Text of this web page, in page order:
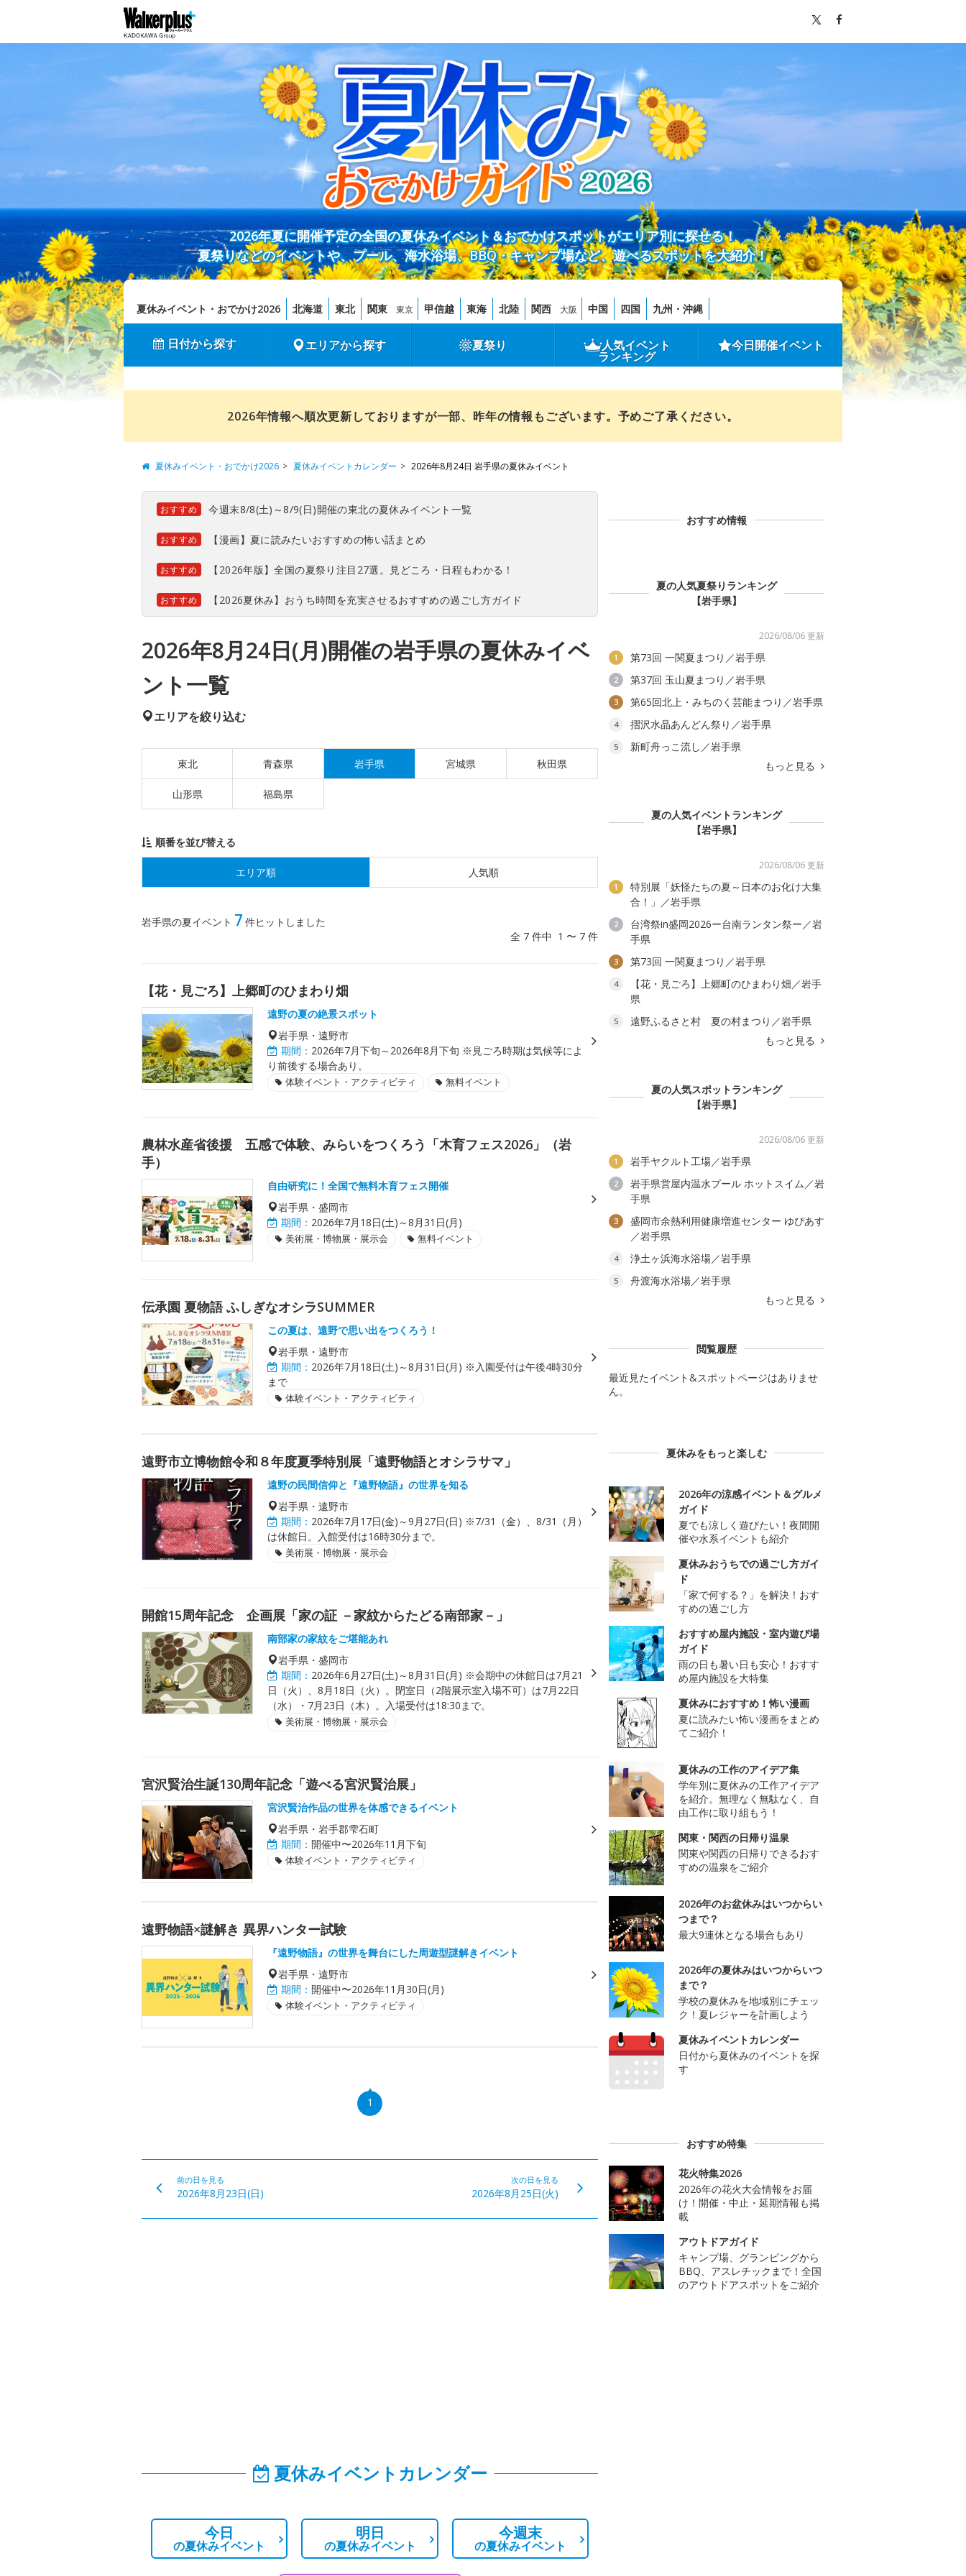
2026年夏に開催予定の全国の夏休みイベント＆おでかけスポットがエリア別に探せる！
夏祭りなどのイベントや、プール、海水浴場、BBQ・キャンプ場など、遊べるスポットを大紹介！
夏休みイベント・おでかけ2026 北海道 東北 関東 東京 甲信越 東海 北陸 関西 大阪 中国 四国 九州・沖縄
日付から探す エリアから探す 夏祭り 人気イベント
ランキング
今日開催イベント
2026年情報へ順次更新しておりますが一部、昨年の情報もございます。予めご了承ください。
夏休みイベント・おでかけ2026 夏休みイベントカレンダー 2026年8月24日 岩手県の夏休みイベント
おすすめ 今週末8/8(土)～8/9(日)開催の東北の夏休みイベント一覧
おすすめ 【漫画】夏に読みたいおすすめの怖い話まとめ
おすすめ 【2026年版】全国の夏祭り注目27選。見どころ・日程もわかる！
おすすめ 【2026夏休み】おうち時間を充実させるおすすめの過ごし方ガイド
2026年8月24日(月)開催の岩手県の夏休みイベ
ント一覧
エリアを絞り込む
東北 青森県 岩手県 宮城県 秋田県
山形県 福島県
順番を並び替える
エリア順 人気順
岩手県の夏イベント 7 件ヒットしました
全 7 件中 1 〜 7 件
【花・見ごろ】上郷町のひまわり畑
遠野の夏の絶景スポット
岩手県・遠野市
期間： 2026年7月下旬～2026年8月下旬 ※見ごろ時期は気候等によ
り前後する場合あり。
体験イベント・アクティビティ 無料イベント
農林水産省後援 五感で体験、みらいをつくろう「木育フェス2026」（岩
手）
自由研究に！全国で無料木育フェス開催
岩手県・盛岡市
期間： 2026年7月18日(土)～8月31日(月)
美術展・博物展・展示会 無料イベント
伝承園 夏物語 ふしぎなオシラSUMMER
この夏は、遠野で思い出をつくろう！
岩手県・遠野市
期間： 2026年7月18日(土)～8月31日(月) ※入園受付は午後4時30分
まで
体験イベント・アクティビティ
遠野市立博物館令和８年度夏季特別展「遠野物語とオシラサマ」
遠野の民間信仰と『遠野物語』の世界を知る
岩手県・遠野市
期間： 2026年7月17日(金)～9月27日(日) ※7/31（金）、8/31（月）
は休館日。入館受付は16時30分まで。
美術展・博物展・展示会
開館15周年記念 企画展「家の証 －家紋からたどる南部家－」
南部家の家紋をご堪能あれ
岩手県・盛岡市
期間： 2026年6月27日(土)～8月31日(月) ※会期中の休館日は7月21
日（火）、8月18日（火）。閉室日（2階展示室入場不可）は7月22日
（水）・7月23日（木）。入場受付は18:30まで。
美術展・博物展・展示会
宮沢賢治生誕130周年記念「遊べる宮沢賢治展」
宮沢賢治作品の世界を体感できるイベント
岩手県・岩手郡雫石町
期間： 開催中〜2026年11月下旬
体験イベント・アクティビティ
遠野物語×謎解き 異界ハンター試験
『遠野物語』の世界を舞台にした周遊型謎解きイベント
岩手県・遠野市
期間： 開催中〜2026年11月30日(月)
体験イベント・アクティビティ
1
前の日を見る
2026年8月23日(日)
次の日を見る
2026年8月25日(火)
夏休みイベントカレンダー
今日
の夏休みイベント
明日
の夏休みイベント
今週末
の夏休みイベント
おすすめ情報
夏の人気夏祭りランキング
【岩手県】
2026/08/06 更新
1 第73回 一関夏まつり／岩手県
2 第37回 玉山夏まつり／岩手県
3 第65回北上・みちのく芸能まつり／岩手県
4 摺沢水晶あんどん祭り／岩手県
5
新町舟っこ流し／岩手県
もっと見る
夏の人気イベントランキング
【岩手県】
2026/08/06 更新
1
特別展「妖怪たちの夏～日本のお化け大集
合！」／岩手県
2
台湾祭in盛岡2026ー台南ランタン祭ー／岩
手県
3 第73回 一関夏まつり／岩手県
4
【花・見ごろ】上郷町のひまわり畑／岩手
県
5
遠野ふるさと村 夏の村まつり／岩手県
もっと見る
夏の人気スポットランキング
【岩手県】
2026/08/06 更新
1 岩手ヤクルト工場／岩手県
2
岩手県営屋内温水プール ホットスイム／岩
手県
3
盛岡市余熱利用健康増進センター ゆぴあす
／岩手県
4 浄土ヶ浜海水浴場／岩手県
5
舟渡海水浴場／岩手県
もっと見る
閲覧履歴
最近見たイベント&スポットページはありませ
ん。
夏休みをもっと楽しむ
2026年の涼感イベント＆グルメ
ガイド
夏でも涼しく遊びたい！夜間開
催や水系イベントも紹介
夏休みおうちでの過ごし方ガイ
ド
「家で何する？」を解決！おす
すめの過ごし方
おすすめ屋内施設・室内遊び場
ガイド
雨の日も暑い日も安心！おすす
め屋内施設を大特集
夏休みにおすすめ！怖い漫画
夏に読みたい怖い漫画をまとめ
てご紹介！
夏休みの工作のアイデア集
学年別に夏休みの工作アイデア
を紹介。無理なく無駄なく、自
由工作に取り組もう！
関東・関西の日帰り温泉
関東や関西の日帰りできるおす
すめの温泉をご紹介
2026年のお盆休みはいつからい
つまで？
最大9連休となる場合もあり
2026年の夏休みはいつからいつ
まで？
学校の夏休みを地域別にチェッ
ク！夏レジャーを計画しよう
夏休みイベントカレンダー
日付から夏休みのイベントを探
す
おすすめ特集
花火特集2026
2026年の花火大会情報をお届
け！開催・中止・延期情報も掲
載
アウトドアガイド
キャンプ場、グランピングから
BBQ、アスレチックまで！全国
のアウトドアスポットをご紹介